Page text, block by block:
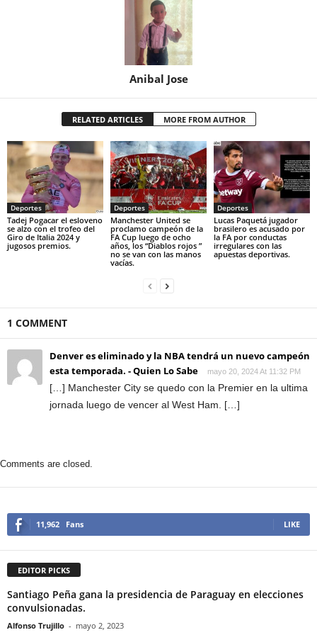
Anibal Jose
RELATED ARTICLES MORE FROM AUTHOR
Deportes
Tadej Pogacar el esloveno
se alzo con el trofeo del
Giro de Italia 2024 y
jugosos premios.
Deportes
Manchester United se
proclamo campeón de la
FA Cup luego de ocho
años, los “Diablos rojos ”
no se van con las manos
vacías.
Deportes
Lucas Paquetá jugador
brasilero es acusado por
la FA por conductas
irregulares con las
apuestas deportivas.
1 COMMENT
Denver es eliminado y la NBA tendrá un nuevo campeón
esta temporada. - Quien Lo Sabe
mayo 20, 2024 At 11:32 PM
[…] Manchester City se quedo con la Premier en la ultima
jornada luego de vencer al West Ham. […]
Comments are closed.
11,962 Fans LIKE
EDITOR PICKS
Santiago Peña gana la presidencia de Paraguay en elecciones
convulsionadas.
Alfonso Trujillo - mayo 2, 2023